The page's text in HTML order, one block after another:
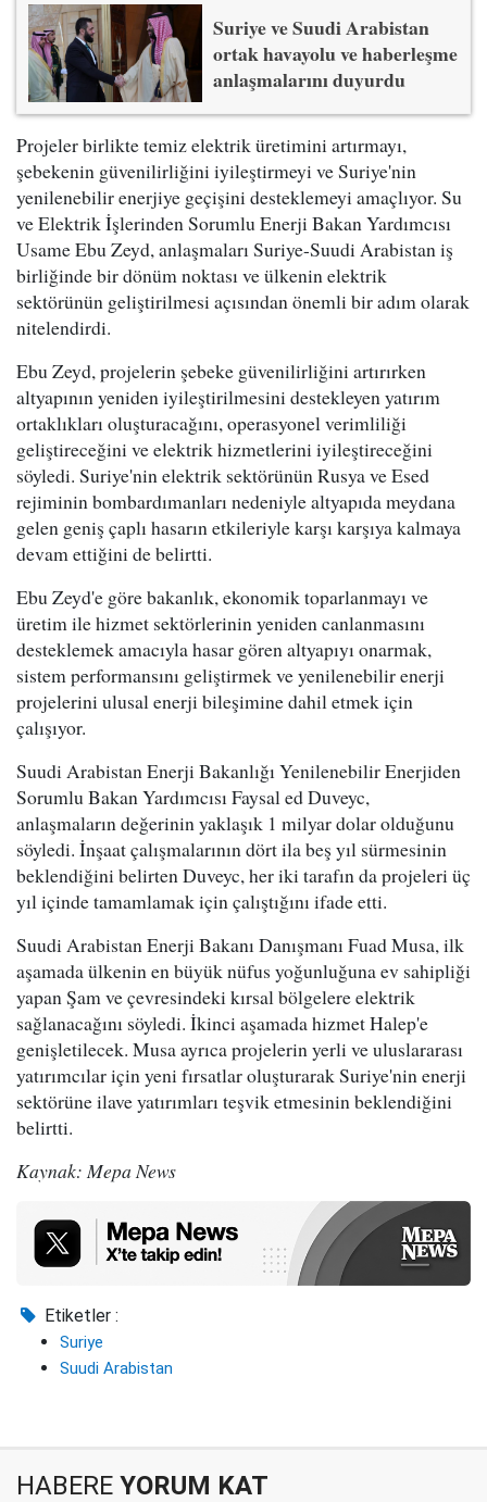
Suriye ve Suudi Arabistan
ortak havayolu ve haberleşme
anlaşmalarını duyurdu
Projeler birlikte temiz elektrik üretimini artırmayı,
şebekenin güvenilirliğini iyileştirmeyi ve Suriye'nin
yenilenebilir enerjiye geçişini desteklemeyi amaçlıyor. Su
ve Elektrik İşlerinden Sorumlu Enerji Bakan Yardımcısı
Usame Ebu Zeyd, anlaşmaları Suriye-Suudi Arabistan iş
birliğinde bir dönüm noktası ve ülkenin elektrik
sektörünün geliştirilmesi açısından önemli bir adım olarak
nitelendirdi.
Ebu Zeyd, projelerin şebeke güvenilirliğini artırırken
altyapının yeniden iyileştirilmesini destekleyen yatırım
ortaklıkları oluşturacağını, operasyonel verimliliği
geliştireceğini ve elektrik hizmetlerini iyileştireceğini
söyledi. Suriye'nin elektrik sektörünün Rusya ve Esed
rejiminin bombardımanları nedeniyle altyapıda meydana
gelen geniş çaplı hasarın etkileriyle karşı karşıya kalmaya
devam ettiğini de belirtti.
Ebu Zeyd'e göre bakanlık, ekonomik toparlanmayı ve
üretim ile hizmet sektörlerinin yeniden canlanmasını
desteklemek amacıyla hasar gören altyapıyı onarmak,
sistem performansını geliştirmek ve yenilenebilir enerji
projelerini ulusal enerji bileşimine dahil etmek için
çalışıyor.
Suudi Arabistan Enerji Bakanlığı Yenilenebilir Enerjiden
Sorumlu Bakan Yardımcısı Faysal ed Duveyc,
anlaşmaların değerinin yaklaşık 1 milyar dolar olduğunu
söyledi. İnşaat çalışmalarının dört ila beş yıl sürmesinin
beklendiğini belirten Duveyc, her iki tarafın da projeleri üç
yıl içinde tamamlamak için çalıştığını ifade etti.
Suudi Arabistan Enerji Bakanı Danışmanı Fuad Musa, ilk
aşamada ülkenin en büyük nüfus yoğunluğuna ev sahipliği
yapan Şam ve çevresindeki kırsal bölgelere elektrik
sağlanacağını söyledi. İkinci aşamada hizmet Halep'e
genişletilecek. Musa ayrıca projelerin yerli ve uluslararası
yatırımcılar için yeni fırsatlar oluşturarak Suriye'nin enerji
sektörüne ilave yatırımları teşvik etmesinin beklendiğini
belirtti.
Kaynak: Mepa News
Etiketler :
Suriye
Suudi Arabistan
HABERE YORUM KAT